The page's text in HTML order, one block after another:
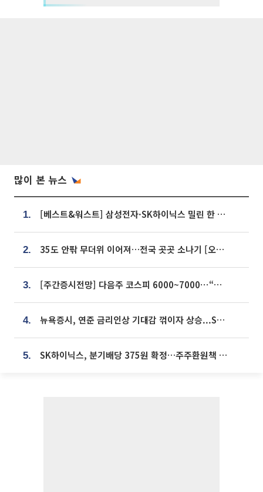
많이 본 뉴스
1. [베스트&워스트] 삼성전자·SK하이닉스 밀린 한 주…상상인증권은 85% 급등
2. 35도 안팎 무더위 이어져…전국 곳곳 소나기 [오늘 날씨]
3. [주간증시전망] 다음주 코스피 6000~7000⋯“外人 수급은 정책이 변수”
4. 뉴욕증시, 연준 금리인상 기대감 꺾이자 상승...S&P500 사상 최고치 [종합]
5. SK하이닉스, 분기배당 375원 확정…주주환원책 9월로 앞당겨 발표